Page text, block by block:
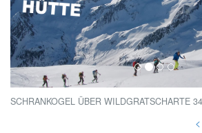
SCHRANKOGEL ÜBER WILDGRATSCHARTE